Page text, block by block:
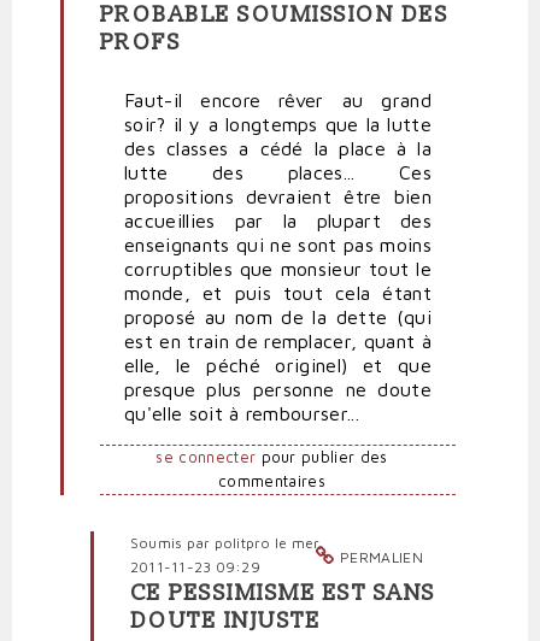
En
réponse
Foutez
tout
l'air
Polit'producteur
(non
vérifié)
PROBABLE SOUMISSION DES
PROFS
Faut-il encore rêver au grand
soir? il y a longtemps que la lutte
des classes a cédé la place à la
lutte des places... Ces
propositions devraient être bien
accueillies par la plupart des
enseignants qui ne sont pas moins
corruptibles que monsieur tout le
monde, et puis tout cela étant
proposé au nom de la dette (qui
est en train de remplacer, quant à
elle, le péché originel) et que
presque plus personne ne doute
qu'elle soit à rembourser...
se connecter pour publier des
commentaires
PERMALIEN
Soumis par politpro le mer,
2011-11-23 09:29
En
réponse
CE PESSIMISME EST SANS
DOUTE INJUSTE